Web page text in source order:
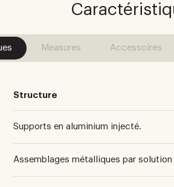
Measures Accessoires
Structure
Supports en aluminium injecté.
Assemblages métalliques par